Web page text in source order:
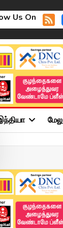
Us On